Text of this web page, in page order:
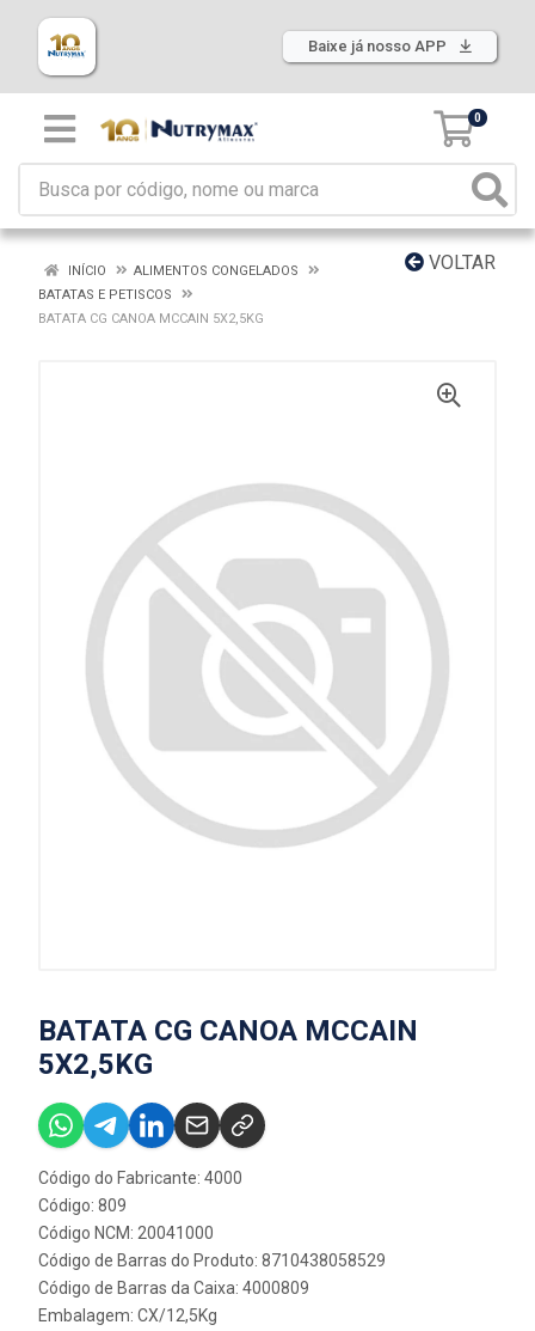
Baixe já nosso APP
0
VOLTAR
INÍCIO
ALIMENTOS CONGELADOS
BATATAS E PETISCOS
BATATA CG CANOA MCCAIN 5X2,5KG
BATATA CG CANOA MCCAIN
5X2,5KG
Código do Fabricante: 4000
Código: 809
Código NCM: 20041000
Código de Barras do Produto: 8710438058529
Código de Barras da Caixa: 4000809
Embalagem: CX/12,5Kg